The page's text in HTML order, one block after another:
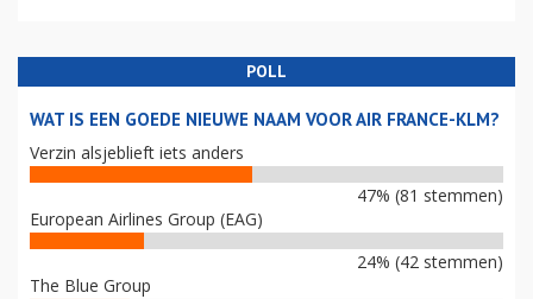
POLL
WAT IS EEN GOEDE NIEUWE NAAM VOOR AIR FRANCE-KLM?
Verzin alsjeblieft iets anders
47% (81 stemmen)
European Airlines Group (EAG)
24% (42 stemmen)
The Blue Group